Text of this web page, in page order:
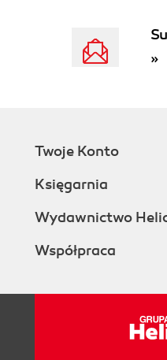
»
Twoje Konto
Księgarnia
Wydawnictwo
Współpraca